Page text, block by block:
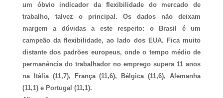
um óbvio indicador da flexibilidade do mercado de
trabalho, talvez o principal. Os dados não deixam
margem a dúvidas a este respeito: o Brasil é um
campeão da flexibilidade, ao lado dos EUA. Fica muito
distante dos padrões europeus, onde o tempo médio de
permanência do trabalhador no emprego supera 11 anos
na Itália (11,7), França (11,6), Bélgica (11,6), Alemanha
(11,1) e Portugal (11,1).